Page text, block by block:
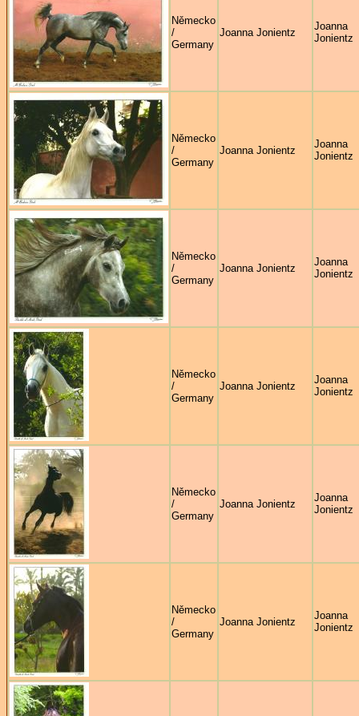
Německo
/
Germany
Joanna Jonientz
Joanna
Jonientz
Německo
/
Germany
Joanna Jonientz
Joanna
Jonientz
Německo
/
Germany
Joanna Jonientz
Joanna
Jonientz
Německo
/
Germany
Joanna Jonientz
Joanna
Jonientz
Německo
/
Germany
Joanna Jonientz
Joanna
Jonientz
Německo
/
Germany
Joanna Jonientz
Joanna
Jonientz